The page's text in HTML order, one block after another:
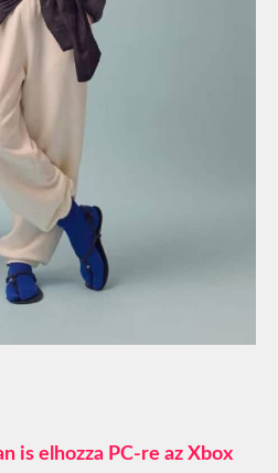
is elhozza PC-re az Xbox